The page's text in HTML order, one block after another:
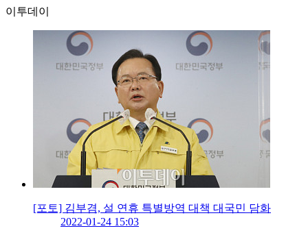
이투데이
[포토] 김부겸, 설 연휴 특별방역 대책 대국민 담화
2022-01-24 15:03